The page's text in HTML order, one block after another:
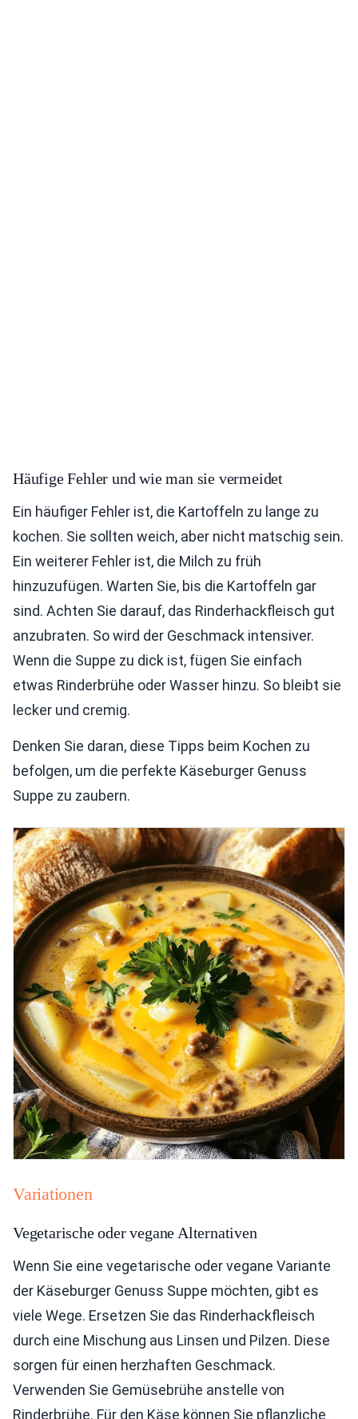
Häufige Fehler und wie man sie vermeidet
Ein häufiger Fehler ist, die Kartoffeln zu lange zu
kochen. Sie sollten weich, aber nicht matschig sein.
Ein weiterer Fehler ist, die Milch zu früh
hinzuzufügen. Warten Sie, bis die Kartoffeln gar
sind. Achten Sie darauf, das Rinderhackfleisch gut
anzubraten. So wird der Geschmack intensiver.
Wenn die Suppe zu dick ist, fügen Sie einfach
etwas Rinderbrühe oder Wasser hinzu. So bleibt sie
lecker und cremig.
Denken Sie daran, diese Tipps beim Kochen zu
befolgen, um die perfekte Käseburger Genuss
Suppe zu zaubern.
Variationen
Vegetarische oder vegane Alternativen
Wenn Sie eine vegetarische oder vegane Variante
der Käseburger Genuss Suppe möchten, gibt es
viele Wege. Ersetzen Sie das Rinderhackfleisch
durch eine Mischung aus Linsen und Pilzen. Diese
sorgen für einen herzhaften Geschmack.
Verwenden Sie Gemüsebrühe anstelle von
Rinderbrühe. Für den Käse können Sie pflanzliche